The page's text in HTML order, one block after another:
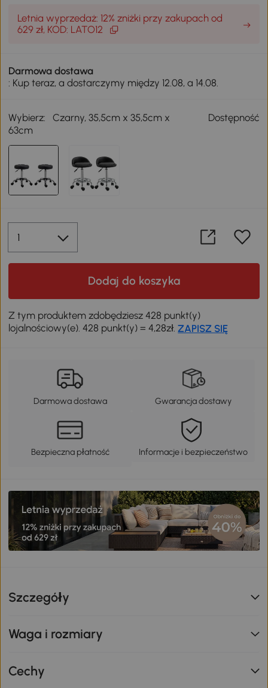
Letnia wyprzedaż: 12% zniżki przy zakupach od
629 zł, KOD: LATO12
Darmowa dostawa
: Kup teraz, a dostarczymy między 12.08, a 14.08.
Wybierz:
Czarny, 35,5cm x 35,5cm x
63cm
Dostępność
Dodaj do koszyka
Z tym produktem zdobędziesz 428 punkt(y)
lojalnościowy(e). 428 punkt(y) = 4,28zł.ZAPISZ SIĘ
Darmowa dostawa Gwarancja dostawy
Bezpieczna płatność Informacje i bezpieczeństwo
Szczegóły
Waga i rozmiary
Cechy